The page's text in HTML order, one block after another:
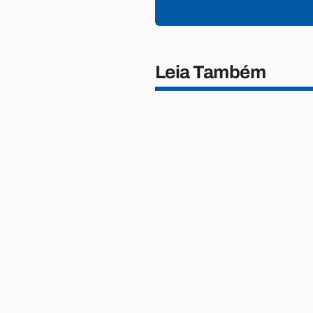
Leia Também